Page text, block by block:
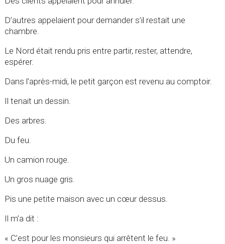
D’autres appelaient pour demander s’il restait une
chambre.
Le Nord était rendu pris entre partir, rester, attendre,
espérer.
Dans l’après-midi, le petit garçon est revenu au comptoir.
Il tenait un dessin.
Des arbres.
Du feu.
Un camion rouge.
Un gros nuage gris.
Pis une petite maison avec un cœur dessus.
Il m’a dit :
« C’est pour les monsieurs qui arrêtent le feu. »